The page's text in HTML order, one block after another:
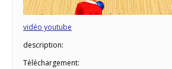
vidéo youtube
description:
Téléchargement: